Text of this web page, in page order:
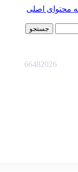
محتوای اصلی
جستجو
66482026